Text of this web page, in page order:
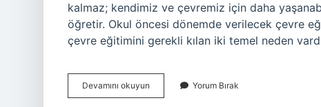
kalmaz; kendimiz ve çevremiz için daha
öğretir. Okul öncesi dönemde verilecek çevre
çevre eğitimini gerekli kılan iki temel neden
Devamını okuyun
Eğitimi
Yorum Bırak